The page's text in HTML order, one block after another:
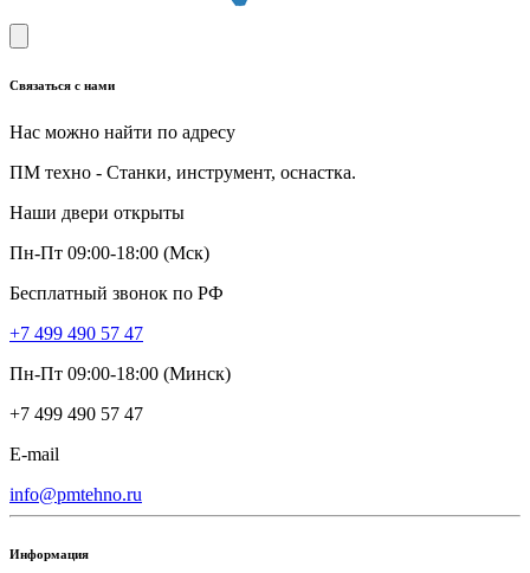
Связаться с нами
Нас можно найти по адресу
ПМ техно - Станки, инструмент, оснастка.
Наши двери открыты
Пн-Пт 09:00-18:00 (Мск)
Бесплатный звонок по РФ
+7 499 490 57 47
Пн-Пт 09:00-18:00 (Минск)
+7 499 490 57 47
E-mail
info@pmtehno.ru
Информация